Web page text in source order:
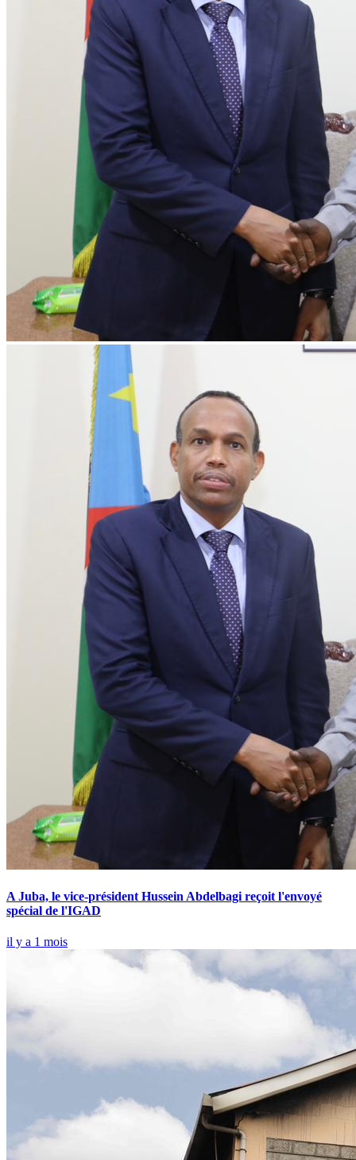
A Juba, le vice-président Hussein Abdelbagi reçoit l'envoyé
spécial de l'IGAD
il y a 1 mois